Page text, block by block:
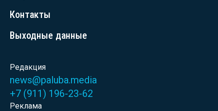
Контакты
Выходные данные
Редакция
news@paluba.media
+7 (911) 196-23-62
Реклама